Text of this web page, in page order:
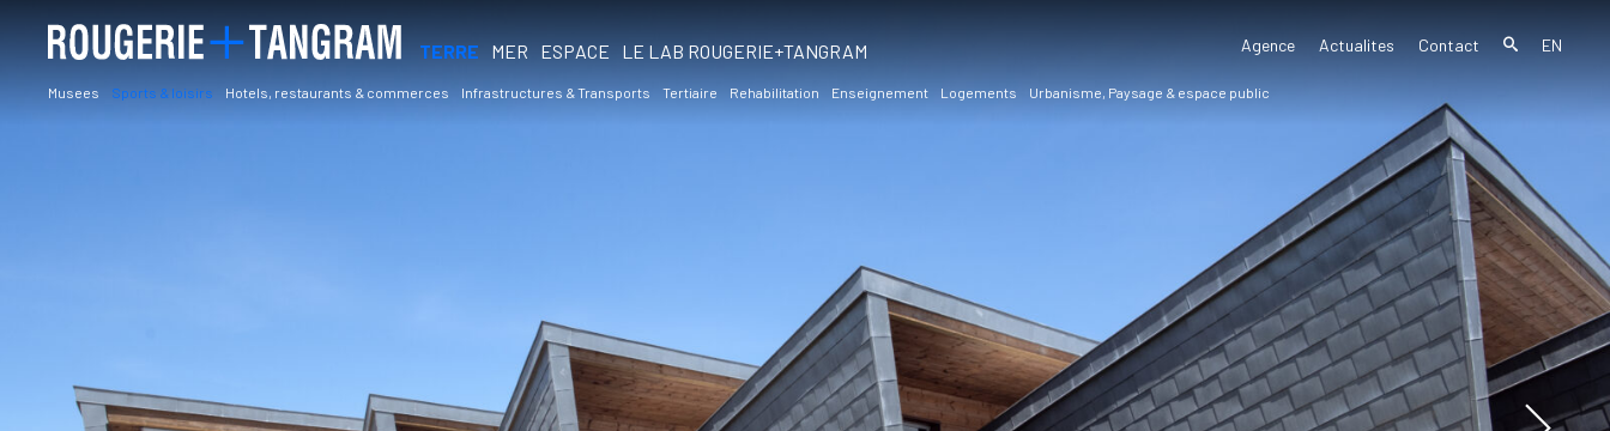
TERRE MER ESPACE LE LAB ROUGERIE+TANGRAM Agence Actualites Contact EN
Musees Sports & loisirs Hotels, restaurants & commerces Infrastructures & Transports Tertiaire Rehabilitation Enseignement Logements Urbanisme, Paysage & espace public